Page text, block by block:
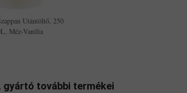
Utántöltő, 250
Méz-Vanília
gyártó további termékei